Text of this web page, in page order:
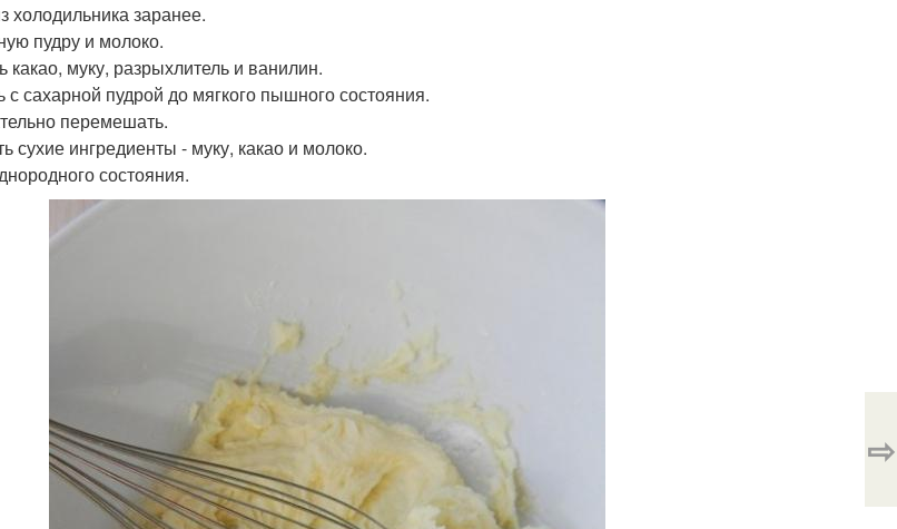
холодильника заранее.
пудру и молоко.
муку, разрыхлитель и ванилин.
с сахарной пудрой до мягкого пышного состояния.
перемешать.
сухие ингредиенты - муку, какао и молоко.
состояния.
⇨